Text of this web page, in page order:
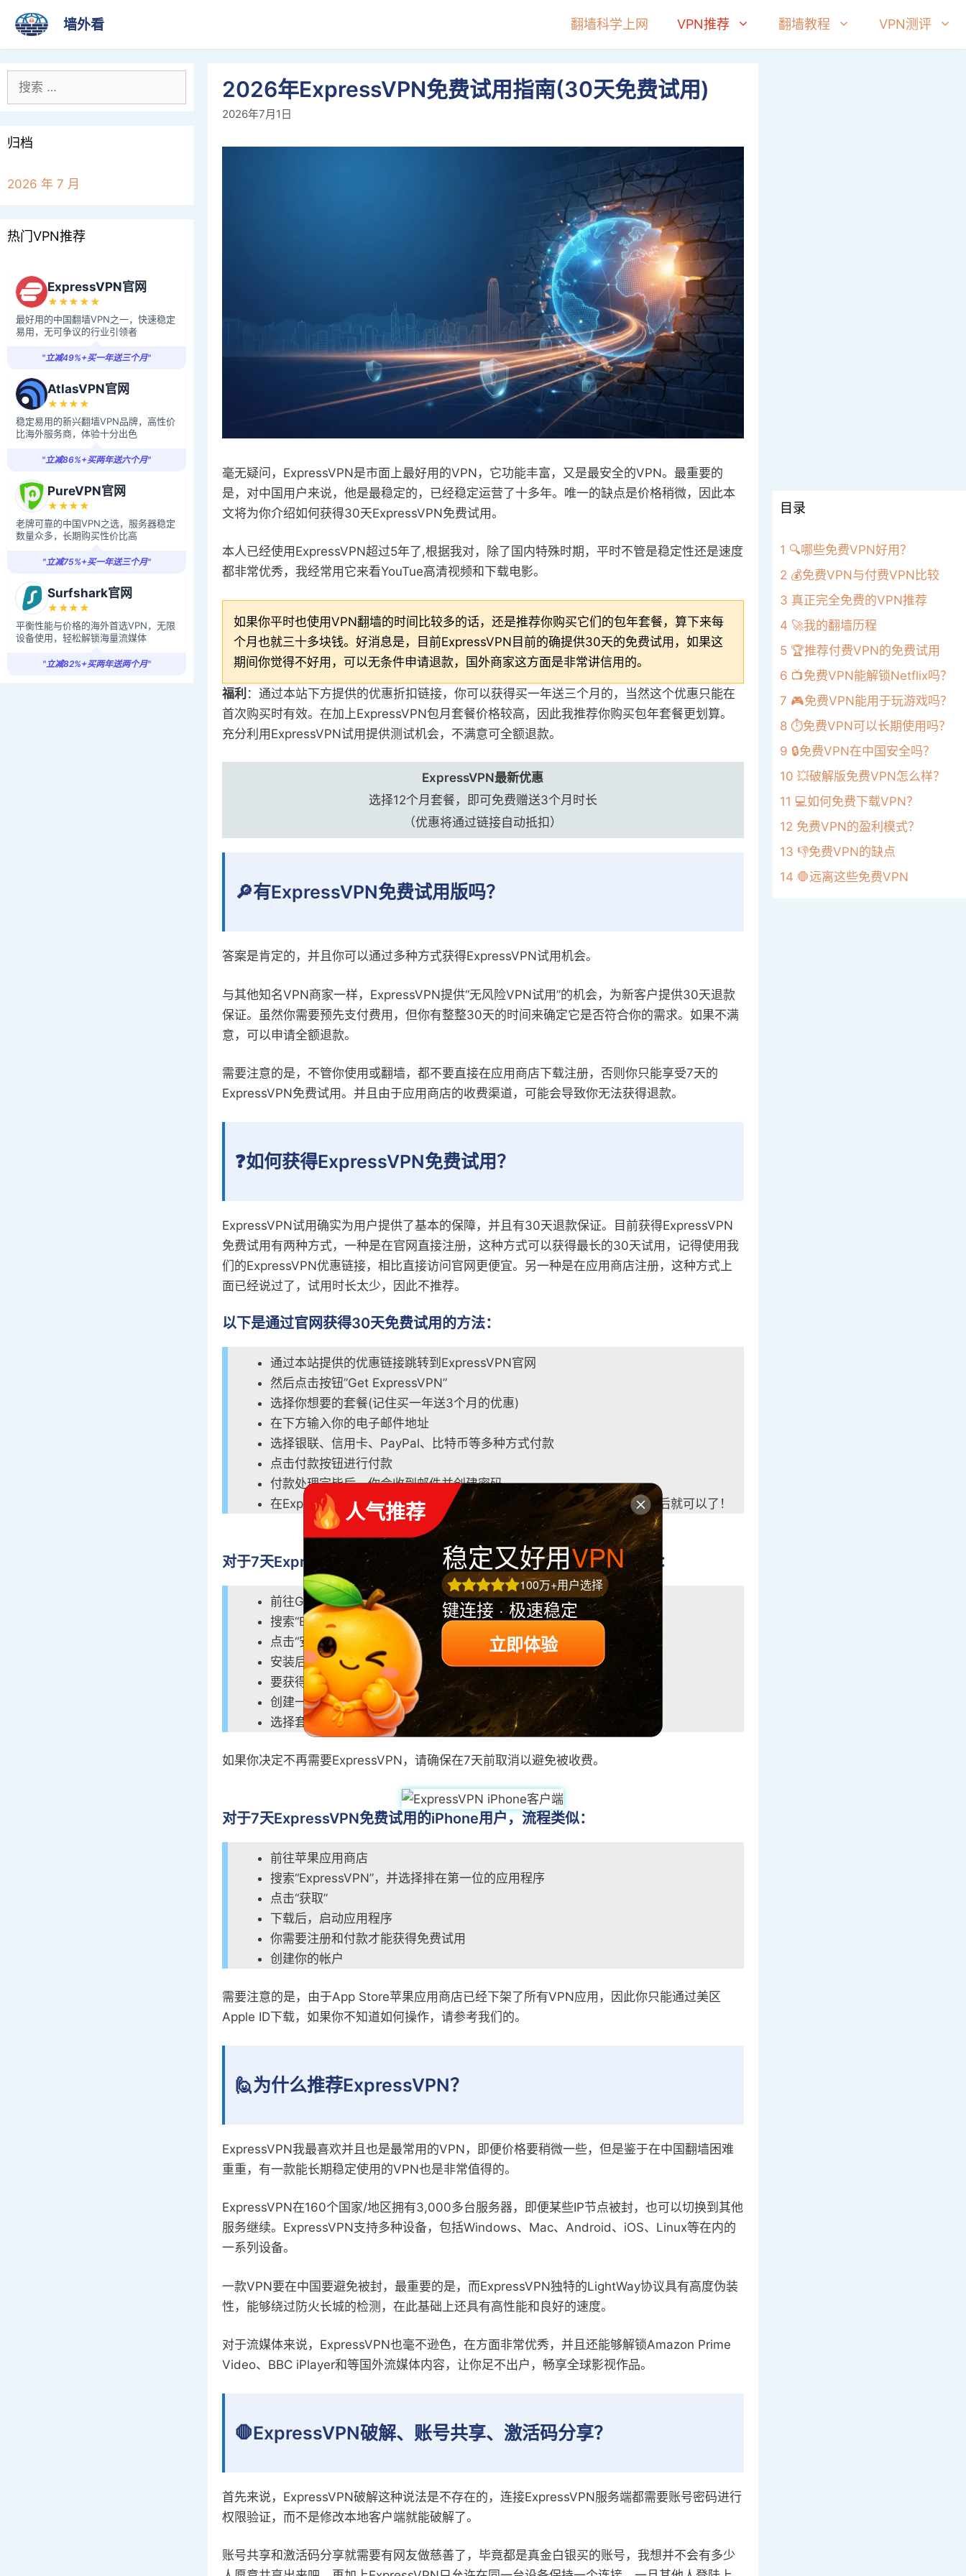
内
容
墙外看 翻墙科学上网 VPN推荐 翻墙教程 VPN测评
2026年ExpressVPN免费试用指南(30天免费试用)
2026年7月1日
毫无疑问，ExpressVPN是市面上最好用的VPN，它功能丰富，又是最安全的VPN。最重要的
是，对中国用户来说，他是最稳定的，已经稳定运营了十多年。唯一的缺点是价格稍微，因此本
文将为你介绍如何获得30天ExpressVPN免费试用。
本人已经使用ExpressVPN超过5年了,根据我对，除了国内特殊时期，平时不管是稳定性还是速度
都非常优秀，我经常用它来看YouTue高清视频和下载电影。
如果你平时也使用VPN翻墙的时间比较多的话，还是推荐你购买它们的包年套餐，算下来每
个月也就三十多块钱。好消息是，目前ExpressVPN目前的确提供30天的免费试用，如果这
期间你觉得不好用，可以无条件申请退款，国外商家这方面是非常讲信用的。
福利 ：通过本站下方提供的优惠折扣链接，你可以获得买一年送三个月的，当然这个优惠只能在
首次购买时有效。在加上ExpressVPN包月套餐价格较高，因此我推荐你购买包年套餐更划算。
充分利用ExpressVPN试用提供测试机会，不满意可全额退款。
ExpressVPN最新优惠
选择12个月套餐，即可免费赠送3个月时长
（优惠将通过链接自动抵扣）
🔎有ExpressVPN免费试用版吗？
答案是肯定的，并且你可以通过多种方式获得ExpressVPN试用机会。
与其他知名VPN商家一样，ExpressVPN提供“无风险VPN试用”的机会，为新客户提供30天退款
保证。虽然你需要预先支付费用，但你有整整30天的时间来确定它是否符合你的需求。如果不满
意，可以申请全额退款。
需要注意的是，不管你使用或翻墙，都不要直接在应用商店下载注册，否则你只能享受7天的
ExpressVPN免费试用。并且由于应用商店的收费渠道，可能会导致你无法获得退款。
❓如何获得ExpressVPN免费试用？
ExpressVPN试用确实为用户提供了基本的保障，并且有30天退款保证。目前获得ExpressVPN
免费试用有两种方式，一种是在官网直接注册，这种方式可以获得最长的30天试用，记得使用我
们的ExpressVPN优惠链接，相比直接访问官网更便宜。另一种是在应用商店注册，这种方式上
面已经说过了，试用时长太少，因此不推荐。
以下是通过官网获得30天免费试用的方法：
通过本站提供的优惠链接跳转到ExpressVPN官网
然后点击按钮”Get ExpressVPN”
选择你想要的套餐(记住买一年送3个月的优惠)
在下方输入你的电子邮件地址
选择银联、信用卡、PayPal、比特币等多种方式付款
点击付款按钮进行付款
付款处理完毕后，你会收到邮件并创建密码
在ExpressVPN后台下载并安装安卓、iOS、Windows、Mac客户端，然后就可以了！
对于7天ExpressVPN免费试用的Android用户，请按照以下步骤操作：
前往Google Play商店
搜索“ExpressVPN”，它应该排在搜索结果的第一位
点击“安装”
安装后，启动应用程序
要获得免费试用，你需要在应用内注册
创建一个帐户
选择套餐完成付款
如果你决定不再需要ExpressVPN，请确保在7天前取消以避免被收费。
对于7天ExpressVPN免费试用的iPhone用户，流程类似：
前往苹果应用商店
搜索“ExpressVPN”，并选择排在第一位的应用程序
点击“获取”
下载后，启动应用程序
你需要注册和付款才能获得免费试用
创建你的帐户
需要注意的是，由于App Store苹果应用商店已经下架了所有VPN应用，因此你只能通过美区
Apple ID下载，如果你不知道如何操作，请参考我们的。
🙋为什么推荐ExpressVPN？
ExpressVPN我最喜欢并且也是最常用的VPN，即便价格要稍微一些，但是鉴于在中国翻墙困难
重重，有一款能长期稳定使用的VPN也是非常值得的。
ExpressVPN在160个国家/地区拥有3,000多台服务器，即便某些IP节点被封，也可以切换到其他
服务继续。ExpressVPN支持多种设备，包括Windows、Mac、Android、iOS、Linux等在内的
一系列设备。
一款VPN要在中国要避免被封，最重要的是，而ExpressVPN独特的LightWay协议具有高度伪装
性，能够绕过防火长城的检测，在此基础上还具有高性能和良好的速度。
对于流媒体来说，ExpressVPN也毫不逊色，在方面非常优秀，并且还能够解锁Amazon Prime
Video、BBC iPlayer和等国外流媒体内容，让你足不出户，畅享全球影视作品。
🛑ExpressVPN破解、账号共享、激活码分享？
首先来说，ExpressVPN破解这种说法是不存在的，连接ExpressVPN服务端都需要账号密码进行
权限验证，而不是修改本地客户端就能破解了。
账号共享和激活码分享就需要有网友做慈善了，毕竟都是真金白银买的账号，我想并不会有多少
索：
归档
2026 年 7 月
热门VPN推荐
ExpressVPN官网
★★★★★
最好用的中国翻墙VPN之一，快速稳定
易用，无可争议的行业引领者
"立减49%+买一年送三个月"
AtlasVPN官网
★★★★
稳定易用的新兴翻墙VPN品牌，高性价
比海外服务商，体验十分出色
"立减86%+买两年送六个月"
PureVPN官网
★★★★
老牌可靠的中国VPN之选，服务器稳定
数量众多，长期购买性价比高
"立减75%+买一年送三个月"
Surfshark官网
★★★★
平衡性能与价格的海外首选VPN，无限
设备使用，轻松解锁海量流媒体
"立减82%+买两年送两个月"
目录
1 🔍哪些免费VPN好用？
2 💰免费VPN与付费VPN比较
3 真正完全免费的VPN推荐
4 🚀我的翻墙历程
5 🏆推荐付费VPN的免费试用
6 📺免费VPN能解锁Netflix吗？
7 🎮免费VPN能用于玩游戏吗？
8 ⏱️免费VPN可以长期使用吗？
9 🔒免费VPN在中国安全吗？
10 💥破解版免费VPN怎么样？
11 💻如何免费下载VPN？
12 免费VPN的盈利模式？
13 👎免费VPN的缺点
14 🛑远离这些免费VPN
人气推荐
稳定又好用VPN
100万+用户选择
键连接 · 极速稳定
立即体验